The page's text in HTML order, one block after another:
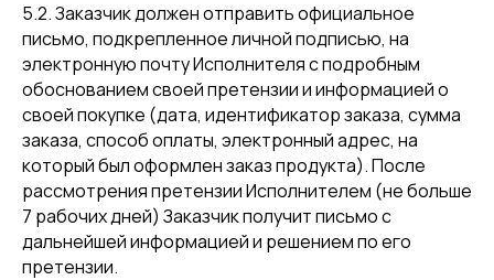
5.2. Заказчик должен отправить официальное
письмо, подкрепленное личной подписью, на
электронную почту Исполнителя с подробным
обоснованием своей претензии и информацией о
своей покупке (дата, идентификатор заказа, сумма
заказа, способ оплаты, электронный адрес, на
который был оформлен заказ продукта). После
рассмотрения претензии Исполнителем (не больше
7 рабочих дней) Заказчик получит письмо с
дальнейшей информацией и решением по его
претензии.